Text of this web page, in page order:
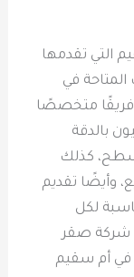
التي تقدمها
في
متخصصًا
بالدقة
كذلك
وأيضًا تقديم
لكل
شركة صقر
في أم سقيم